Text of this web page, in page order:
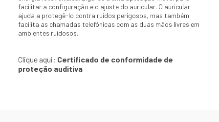
facilitar a configuração e o ajuste do auricular. O auricular
ajuda a protegê-lo contra ruídos perigosos, mas também
facilita as chamadas telefónicas com as duas mãos livres em
ambientes ruidosos.
Clique aqui: Certificado de conformidade de
proteção auditiva